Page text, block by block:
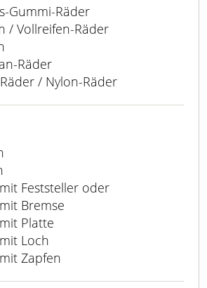
Gummi-Räder
/ Vollreifen-Räder
Räder
/ Nylon-Räder
Feststeller oder
Bremse
Platte
Loch
Zapfen